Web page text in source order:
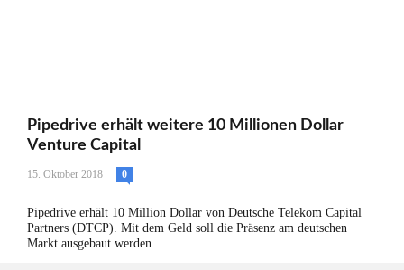
Pipedrive erhält weitere 10 Millionen Dollar
Venture Capital
15. Oktober 2018 0
Pipedrive erhält 10 Million Dollar von Deutsche Telekom Capital
Partners (DTCP). Mit dem Geld soll die Präsenz am deutschen
Markt ausgebaut werden.